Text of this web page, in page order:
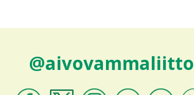
@aivovammaliitto